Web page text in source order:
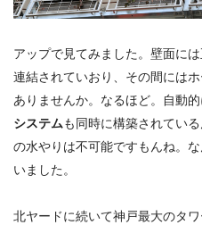
アップで見てみました。壁面に
連結されていおり、その間には
ありませんか。なるほど。自動
システムも同時に構築されてい
の水やりは不可能ですもんね。
いました。
北ヤードに続いて神戸最大のタワ